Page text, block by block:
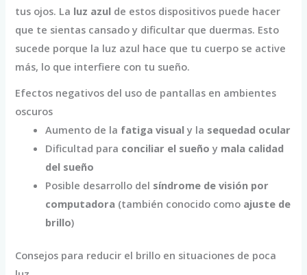
tus ojos. La luz azul de estos dispositivos puede hacer
que te sientas cansado y dificultar que duermas. Esto
sucede porque la luz azul hace que tu cuerpo se active
más, lo que interfiere con tu sueño.
Efectos negativos del uso de pantallas en ambientes
oscuros
Aumento de la fatiga visual y la sequedad ocular
Dificultad para conciliar el sueño y mala calidad
del sueño
Posible desarrollo del síndrome de visión por
computadora (también conocido como ajuste de
brillo)
Consejos para reducir el brillo en situaciones de poca